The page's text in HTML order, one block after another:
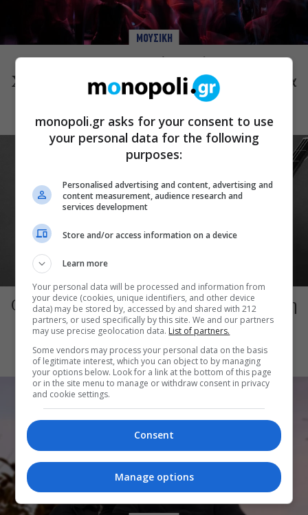
ΜΟΥΣΙΚΗ
Choreka: Η μουσική παράσταση του
Χαράλαμπου Γωγιού φέρνει τη γυναικεία
φωνή στη Μικρή Επίδαυρο
Ο Γιάννης Χαρούλης θα δώσει μια ακόμη
συναυλία στην Αθήνα αυτό τον
Σεπτέμβριο
monopoli.gr asks for your consent to use
your personal data for the following
purposes:
Personalised advertising and content, advertising and
content measurement, audience research and
services development
Store and/or access information on a device
Learn more
Your personal data will be processed and information from
your device (cookies, unique identifiers, and other device
data) may be stored by, accessed by and shared with 212
partners, or used specifically by this site. We and our partners
may use precise geolocation data. List of partners.
Some vendors may process your personal data on the basis
of legitimate interest, which you can object to by managing
your options below. Look for a link at the bottom of this page
or in the site menu to manage or withdraw consent in privacy
and cookie settings.
Consent
Manage options